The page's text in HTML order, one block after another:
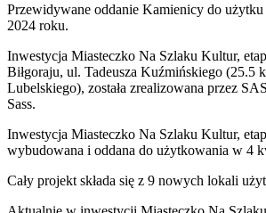
Przewidywane oddanie Kamienicy do
2024 roku.
Inwestycja Miasteczko Na Szlaku Kultur,
Biłgoraju, ul. Tadeusza Kuźmińskiego (25.5
Lubelskiego), została zrealizowana przez
Sass.
Inwestycja Miasteczko Na Szlaku Kultur,
wybudowana i oddana do użytkowania w 4
Cały projekt składa się z 9 nowych lokali